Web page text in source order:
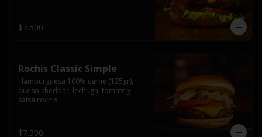
$7.500
Rochis Classic Simple
Hamburguesa 100% carne (125gr),
queso cheddar, lechuga, tomate y
salsa rochis.
$7.500